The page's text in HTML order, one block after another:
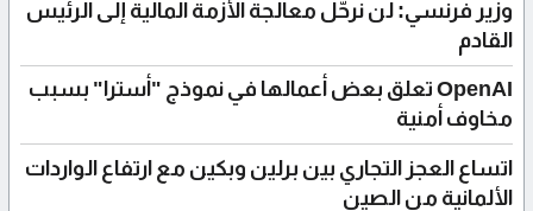
وزير فرنسي: لن نرحّل معالجة الأزمة المالية إلى الرئيس
القادم
OpenAI تعلق بعض أعمالها في نموذج "أسترا" بسبب
مخاوف أمنية
اتساع العجز التجاري بين برلين وبكين مع ارتفاع الواردات
الألمانية من الصين